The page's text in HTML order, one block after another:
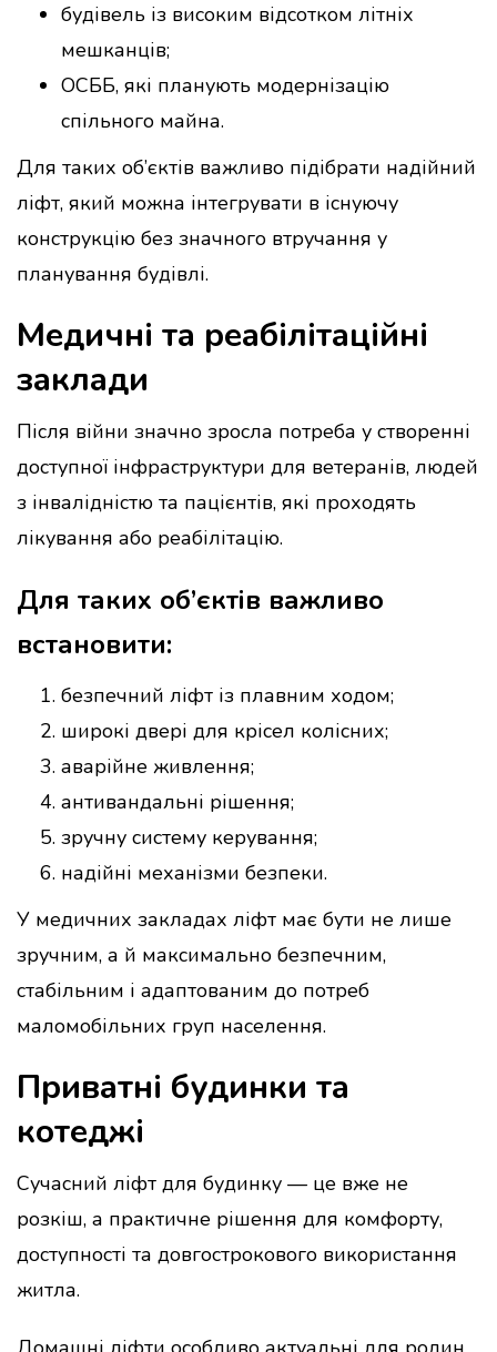
будівель із високим відсотком літніх
мешканців;
ОСББ, які планують модернізацію
спільного майна.
Для таких об’єктів важливо підібрати надійний
ліфт, який можна інтегрувати в існуючу
конструкцію без значного втручання у
планування будівлі.
Медичні та реабілітаційні
заклади
Після війни значно зросла потреба у створенні
доступної інфраструктури для ветеранів, людей
з інвалідністю та пацієнтів, які проходять
лікування або реабілітацію.
Для таких об’єктів важливо
встановити:
безпечний ліфт із плавним ходом;
широкі двері для крісел колісних;
аварійне живлення;
антивандальні рішення;
зручну систему керування;
надійні механізми безпеки.
У медичних закладах ліфт має бути не лише
зручним, а й максимально безпечним,
стабільним і адаптованим до потреб
маломобільних груп населення.
Приватні будинки та
котеджі
Сучасний ліфт для будинку — це вже не
розкіш, а практичне рішення для комфорту,
доступності та довгострокового використання
житла.